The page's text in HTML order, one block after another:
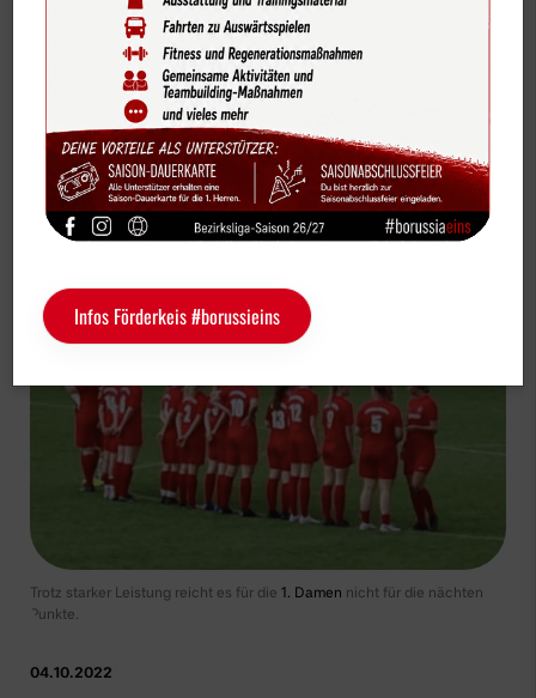
Fußball Seniorinnen 1. Damen
1. Damen müssen sich Oeding geschlagen
geben
Trotz starker Leistung reicht es für die 1. Damen nicht für die nächten
Punkte.
04.10.2022
Bildergalerien
Vereinskalender
Sportdeutschland-News
Das LSB-Magazin "Wir im Sport"
Sponsoren
Kontakt Service
Schulengel YouTube
Infos Förderkeis #borussieins